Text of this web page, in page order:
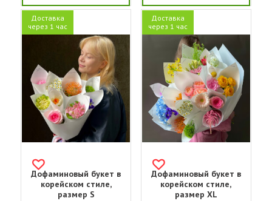
Доставка
через 1 час
Дофаминовый букет в
корейском стиле,
размер S
Доставка
через 1 час
Дофаминовый букет в
корейском стиле,
размер XL